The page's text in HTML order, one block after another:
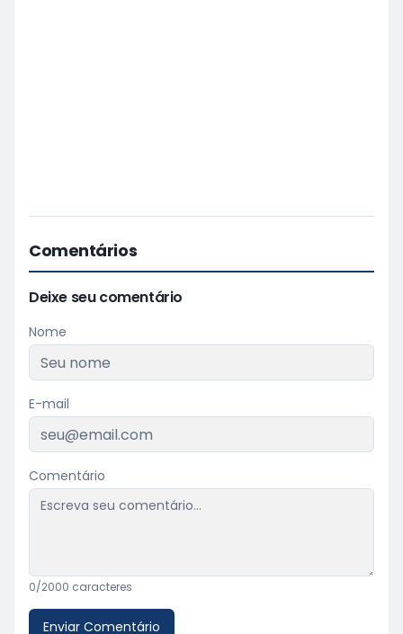
Comentários
Deixe seu comentário
Nome
E-mail
Comentário
0/2000 caracteres
Enviar Comentário